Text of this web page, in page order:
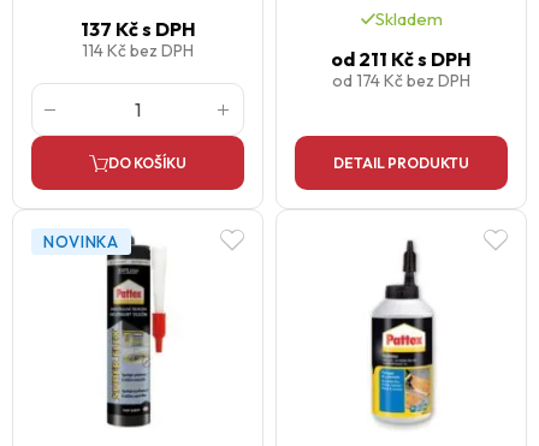
137 Kčs DPH
114 Kčbez DPH
DO KOŠÍKU
Skladem
od 211 Kčs DPH
od 174 Kčbez DPH
DETAIL PRODUKTU
NOVINKA